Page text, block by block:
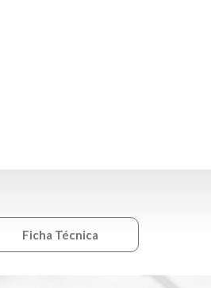
Ficha Técnica